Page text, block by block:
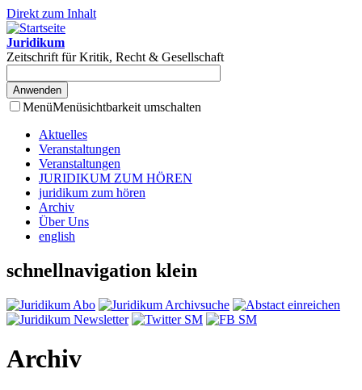
Direkt zum Inhalt
Juridikum
Zeitschrift für Kritik, Recht & Gesellschaft
MenüMenüsichtbarkeit umschalten
Aktuelles
Veranstaltungen
Veranstaltungen
JURIDIKUM ZUM HÖREN
juridikum zum hören
Archiv
Über Uns
english
schnellnavigation klein
Archiv